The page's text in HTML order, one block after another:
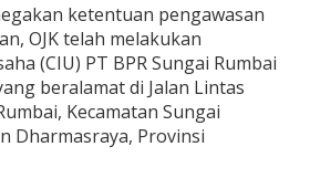
ketentuan pengawasan
OJK telah melakukan
(CIU) PT BPR Sungai Rumbai
beralamat di Jalan Lintas
Kecamatan Sungai
Dharmasraya, Provinsi